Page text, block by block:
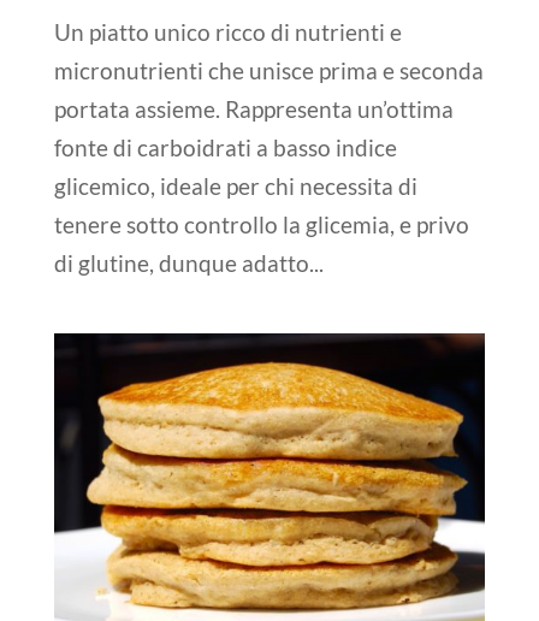
Un piatto unico ricco di nutrienti e
micronutrienti che unisce prima e seconda
portata assieme. Rappresenta un’ottima
fonte di carboidrati a basso indice
glicemico, ideale per chi necessita di
tenere sotto controllo la glicemia, e privo
di glutine, dunque adatto...